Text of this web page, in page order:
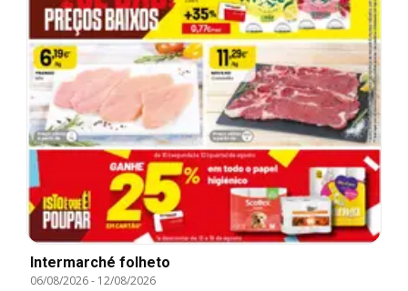
Intermarché folheto
06/08/2026- 12/08/2026